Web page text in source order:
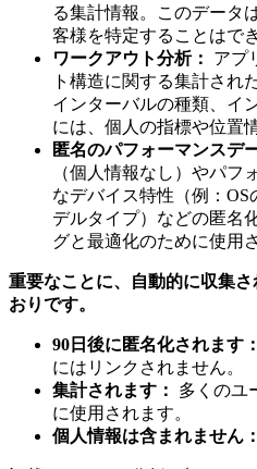
る集計情報。このデータ
客様を特定することはで
ワークアウト分析：
アプ
ト構造に関する集計され
インターバルの種類、イ
には、個人の指標や位置
匿名のパフォーマンスデ
（個人情報なし）やパフ
なデバイス特性（例：
デルタイプ）などの匿名
グと最適化のために使用
重要なことに、自動的に収集
おりです。
90日後に匿名化されます：
にはリンクされません。
集計されます：
多くのユ
に使用されます。
個人情報は含まれません：